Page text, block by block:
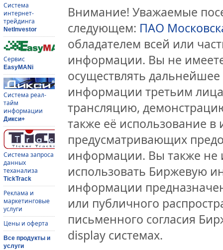
Система
интернет-
трейдинга
NetInvestor
Сервис
EasyMANi
Система реал-
тайм
информации
Дикси+
Система запроса
данных
теханализа
TickTrack
Реклама и
маркетинговые
услуги
Цены и оферта
Все продукты и
услуги
Внимание! Уважаемые
следующем: ПАО
обладателем всей или
информации. Вы не
осуществлять
информации третьим
трансляцию,
также её использование
предусматривающих
информации. Вы также не
использовать Биржевую
информации
или публичного
письменного согласия
display системах.